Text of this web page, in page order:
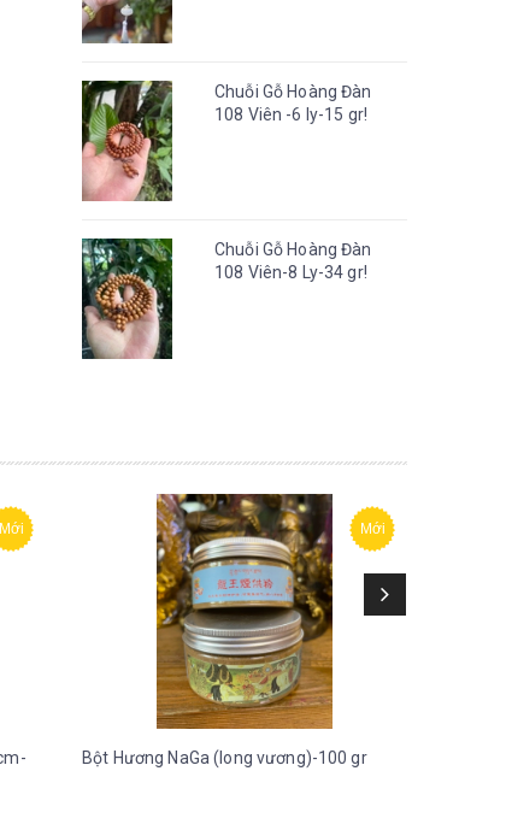
Chuỗi Gỗ Hoàng Đàn
108 Viên -6 ly-15 gr!
Chuỗi Gỗ Hoàng Đàn
108 Viên-8 Ly-34 gr!
Mới Mới
Bột Hương NaGa (long vương)-100 gr